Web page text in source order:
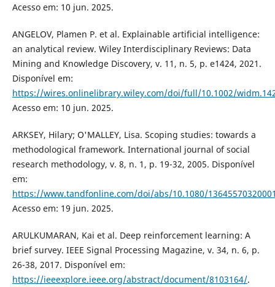
Acesso em: 10 jun. 2025.
ANGELOV, Plamen P. et al. Explainable artificial intelligence:
an analytical review. Wiley Interdisciplinary Reviews: Data
Mining and Knowledge Discovery, v. 11, n. 5, p. e1424, 2021.
Disponível em:
https://wires.onlinelibrary.wiley.com/doi/full/10.1002/
Acesso em: 10 jun. 2025.
ARKSEY, Hilary; O'MALLEY, Lisa. Scoping studies: towards a
methodological framework. International journal of social
research methodology, v. 8, n. 1, p. 19-32, 2005. Disponível
em:
https://www.tandfonline.com/doi/abs/10.1080/
Acesso em: 19 jun. 2025.
ARULKUMARAN, Kai et al. Deep reinforcement learning: A
brief survey. IEEE Signal Processing Magazine, v. 34, n. 6, p.
26-38, 2017. Disponível em:
https://ieeexplore.ieee.org/abstract/document/8103164/.